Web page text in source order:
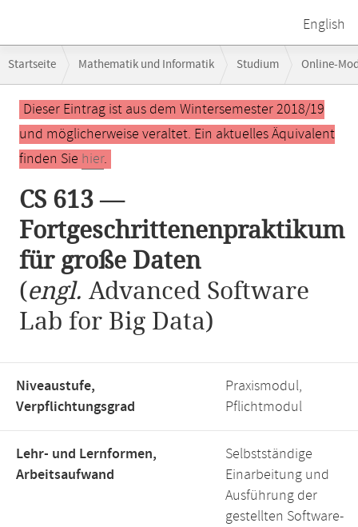
English
Navigation
Startseite Mathematik und Informatik Studium Online-
Hauptinhalt
Dieser Eintrag ist aus dem Wintersemester 2018/19
und möglicherweise veraltet. Ein aktuelles Äquivalent
finden Sie hier.
CS 613 —
Fortgeschrittenenpraktikum
für große Daten
(engl. Advanced Software
Lab for Big Data)
Niveaustufe,
Verpflichtungsgrad
Praxismodul,
Pflichtmodul
Lehr- und Lernformen,
Arbeitsaufwand
Selbstständige
Einarbeitung und
Ausführung der
gestellten Software-